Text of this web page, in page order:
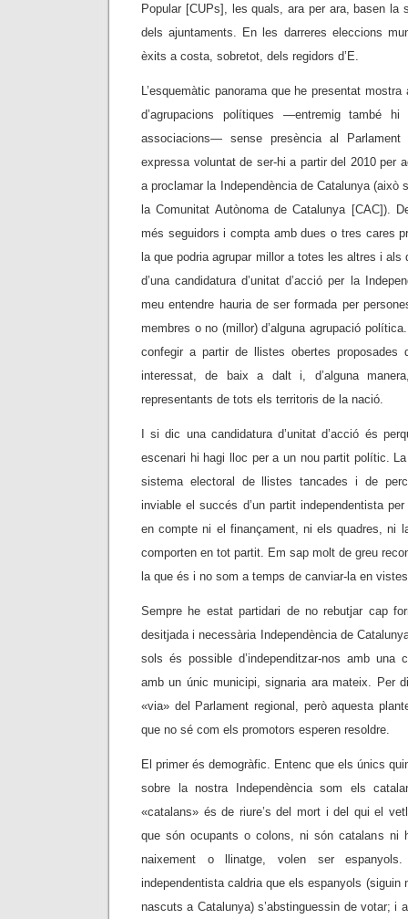
Popular [CUPs], les quals, ara per ara, basen la
dels ajuntaments. En les darreres eleccions
èxits a costa, sobretot, dels regidors d’E.
L’esquemàtic panorama que he presentat
d’agrupacions polítiques —entremig també
associacions— sense presència al Parlament
expressa voluntat de ser-hi a partir del 2010 per
a proclamar la Independència de Catalunya (això
la Comunitat Autònoma de Catalunya [CAC]).
més seguidors i compta amb dues o tres cares
la que podria agrupar millor a totes les altres i
d’una candidatura d’unitat d’acció per la
meu entendre hauria de ser formada per
membres o no (millor) d’alguna agrupació
confegir a partir de llistes obertes
interessat, de baix a dalt i, d’alguna
representants de tots els territoris de la nació.
I si dic una candidatura d’unitat d’acció és
escenari hi hagi lloc per a un nou partit polític.
sistema electoral de llistes tancades i de
inviable el succés d’un partit independentista
en compte ni el finançament, ni els quadres, ni
comporten en tot partit. Em sap molt de greu
la que és i no som a temps de canviar-la en
Sempre he estat partidari de no rebutjar cap
desitjada i necessària Independència de
sols és possible d’independitzar-nos amb una
amb un únic municipi, signaria ara mateix. Per
«via» del Parlament regional, però aquesta
que no sé com els promotors esperen resoldre.
El primer és demogràfic. Entenc que els únics
sobre la nostra Independència som els
«catalans» és de riure’s del mort i del qui el
que són ocupants o colons, ni són catalans ni
naixement o llinatge, volen ser espanyols.
independentista caldria que els espanyols (siguin
nascuts a Catalunya) s’abstinguessin de votar; i